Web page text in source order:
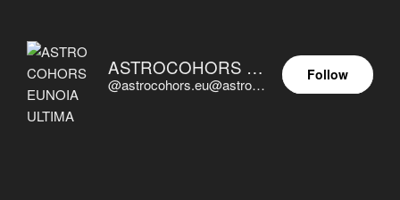
ASTROCOHORS EUNOIA ULTIMA
@astrocohors.eu@astrocohors.eu
Follow